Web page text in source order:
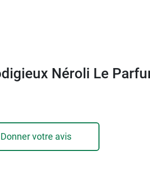
Néroli Le
Donner votre avis